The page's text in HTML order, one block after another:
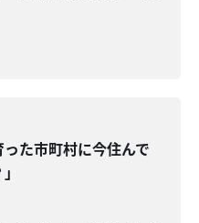
った市町村に今住んで